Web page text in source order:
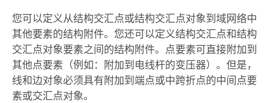
您可以定义从结构交汇点或结构交汇点对象到域网络中
其他要素的结构附件。您还可以定义结构交汇点和结构
交汇点对象要素之间的结构附件。点要素可直接附加到
其他点要素（例如：附加到电线杆的变压器）。但是，
线和边对象必须具有附加到端点或中跨折点的中间点要
素或交汇点对象。